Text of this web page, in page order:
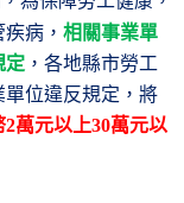
病， 相關事業單
定 ，各地縣市勞工
位違反規定，將
2萬元以上30萬元以